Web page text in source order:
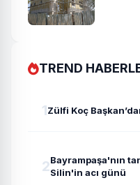
TREND
1Zülfi Koç
2Bayrampaşa'nın
Silin'in acı günü